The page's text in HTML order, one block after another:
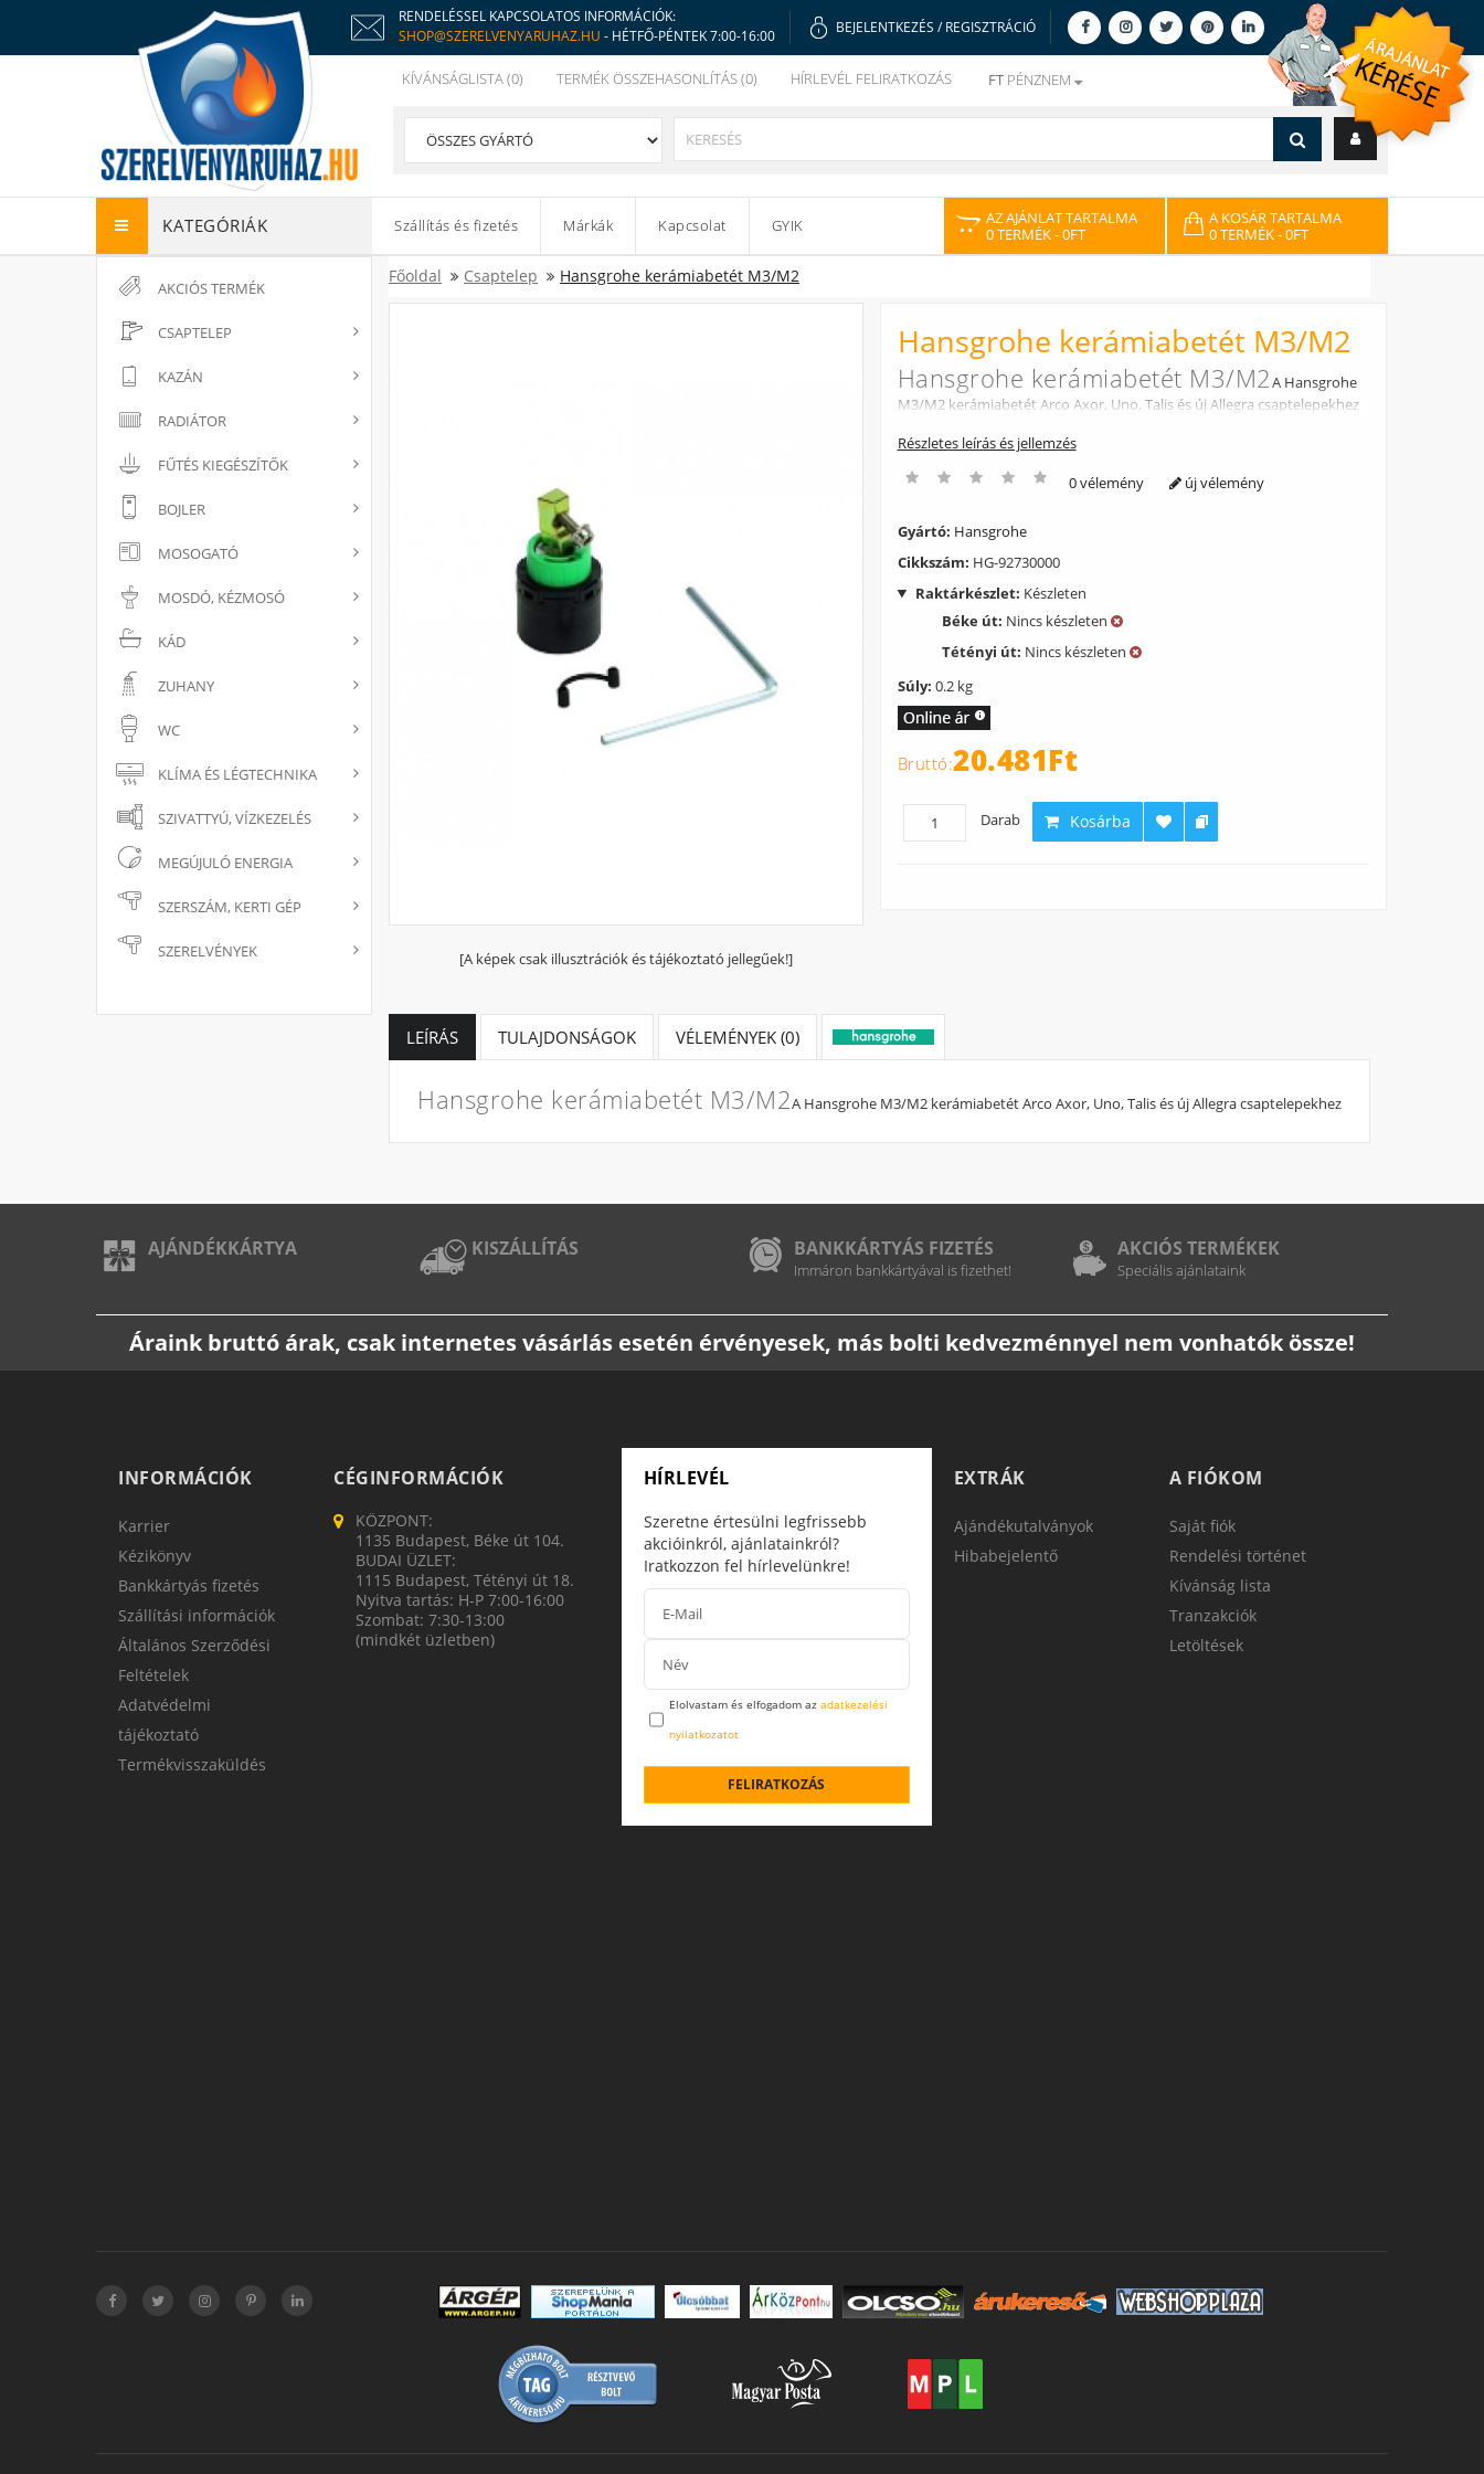
RENDELÉSSEL KAPCSOLATOS INFORMÁCIÓK:
SHOP@SZERELVENYARUHAZ.HU - HÉTFŐ-PÉNTEK 7:00-16:00
BEJELENTKEZÉS / REGISZTRÁCIÓ
KÍVÁNSÁGLISTA (0) TERMÉK ÖSSZEHASONLÍTÁS (0) HÍRLEVÉL FELIRATKOZÁS FT PÉNZNEM
KATEGÓRIÁK Szállítás és fizetés Márkák Kapcsolat GYIK
AZ AJÁNLAT TARTALMA
0 TERMÉK- 0FT
A KOSÁR TARTALMA
0 TERMÉK- 0FT
AKCIÓS TERMÉK
CSAPTELEP
KAZÁN
RADIÁTOR
FŰTÉS KIEGÉSZÍTŐK
BOJLER
MOSOGATÓ
MOSDÓ, KÉZMOSÓ
KÁD
ZUHANY
WC
KLÍMA ÉS LÉGTECHNIKA
SZIVATTYÚ, VÍZKEZELÉS
MEGÚJULÓ ENERGIA
SZERSZÁM, KERTI GÉP
SZERELVÉNYEK
Főoldal Csaptelep Hansgrohe kerámiabetét M3/M2
[A képek csak illusztrációk és tájékoztató jellegűek!]
Hansgrohe kerámiabetét M3/M2
Hansgrohe kerámiabetét M3/M2A Hansgrohe
M3/M2 kerámiabetét Arco Axor, Uno, Talis és új Allegra csaptelepekhez
Részletes leírás és jellemzés
0 vélemény új vélemény
Gyártó: Hansgrohe
Cikkszám: HG-92730000
Raktárkészlet: Készleten
Béke út: Nincs készleten
Tétényi út: Nincs készleten
Súly: 0.2 kg
20.481Ft
Darab Kosárba
LEÍRÁS TULAJDONSÁGOK VÉLEMÉNYEK (0)
Hansgrohe kerámiabetét M3/M2A Hansgrohe M3/M2 kerámiabetét Arco Axor, Uno, Talis és új Allegra csaptelepekhez
AJÁNDÉKKÁRTYA KISZÁLLÍTÁS BANKKÁRTYÁS FIZETÉS
Immáron bankkártyával is fizethet!
AKCIÓS TERMÉKEK
Speciális ajánlataink
Áraink bruttó árak, csak internetes vásárlás esetén érvényesek, más bolti kedvezménnyel nem vonhatók össze!
INFORMÁCIÓK
Karrier
Kézikönyv
Bankkártyás fizetés
Szállítási információk
Általános Szerződési
Feltételek
Adatvédelmi
tájékoztató
Termékvisszaküldés
CÉGINFORMÁCIÓK
KÖZPONT:
1135 Budapest, Béke út 104.
BUDAI ÜZLET:
1115 Budapest, Tétényi út 18.
Nyitva tartás: H-P 7:00-16:00
Szombat: 7:30-13:00
(mindkét üzletben)
HÍRLEVÉL
Szeretne értesülni legfrissebb
akcióinkról, ajánlatainkról?
Iratkozzon fel hírlevelünkre!
Elolvastam és elfogadom az adatkezelési
nyilatkozatot
FELIRATKOZÁS
EXTRÁK
Ajándékutalványok
Hibabejelentő
A FIÓKOM
Saját fiók
Rendelési történet
Kívánság lista
Tranzakciók
Letöltések